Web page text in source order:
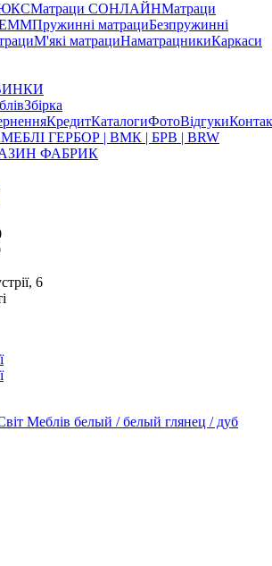
Матраци СОНЛАЙНМатраци
ЕММПружинні матрациБезпружинні
М'які матрациНаматрацникиКаркаси
Збірка
КредитКаталогиФотоВідгуки
МЕБЛI ГЕРБОР | ВМК | БРВ | BRW
ФАБРИК
6